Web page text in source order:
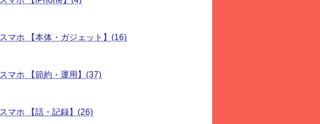
スマホ 【本体・ガジェット】(16)
スマホ 【節約・運用】(37)
スマホ 【話・記録】(26)